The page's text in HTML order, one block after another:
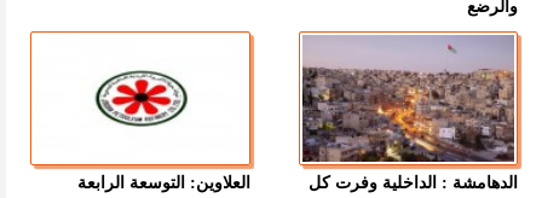
والرضع
الدهامشة : الداخلية وفرت كل
العلاوين: التوسعة الرابعة